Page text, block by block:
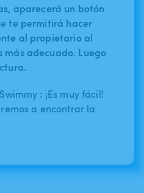
aparecerá un botón
te permitirá hacer
al propietario al
más adecuado. Luego
: ¡Es muy fácil!
a encontrar la